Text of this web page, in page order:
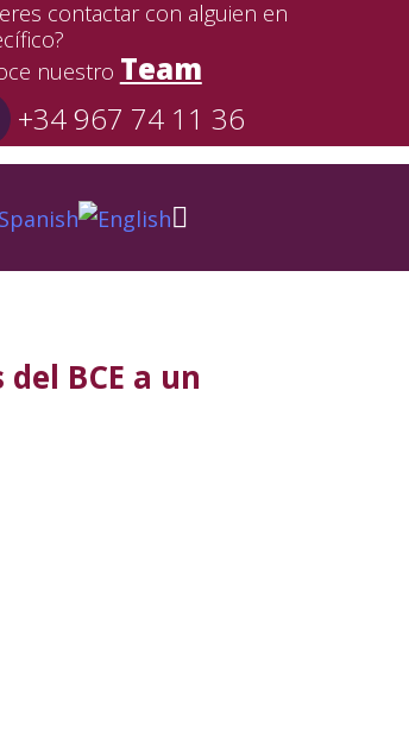
contactar con alguien en
nuestro Team
+34 967 74 11 36
BCE a un